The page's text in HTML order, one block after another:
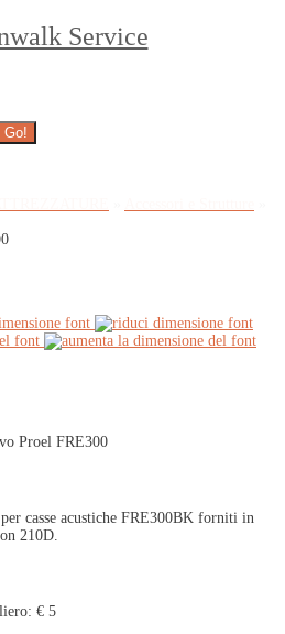
font
font
Proel FRE300
casse acustiche FRE300BK forniti in
210D.
€ 5